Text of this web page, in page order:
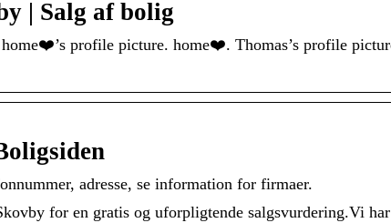
| Salg af bolig
profile picture. home❤️. Thomas’s profile
adresse, se information for firmaer.
for en gratis og uforpligtende salgsvurdering.Vi har